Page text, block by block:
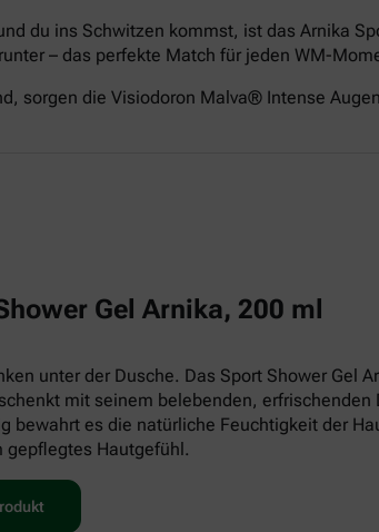
du ins Schwitzen kommst, ist das Arnika
– das perfekte Match für jeden WM-
sorgen die Visiodoron Malva® Intense
Gel Arnika, 200 ml
unter der Dusche. Das Sport Shower Gel
mit seinem belebenden, erfrischenden
bewahrt es die natürliche Feuchtigkeit der
gepflegtes Hautgefühl.